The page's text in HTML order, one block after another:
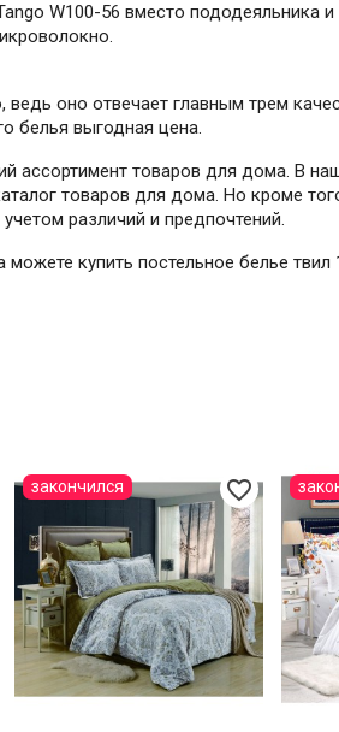
W100-56 вместо пододеяльника
оно отвечает главным трем
белья выгодная цена.
ассортимент товаров для дома. В
товаров для дома. Но кроме
различий и предпочтений.
купить постельное белье
favorite_border
закончился